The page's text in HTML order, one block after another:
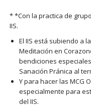
* *Con la practica de
IIS.
El IIS está subiendo a
Meditación en
bendiciones
Sanación Pránica al
Y para hacer las MCG
especialmente para
del IIS.